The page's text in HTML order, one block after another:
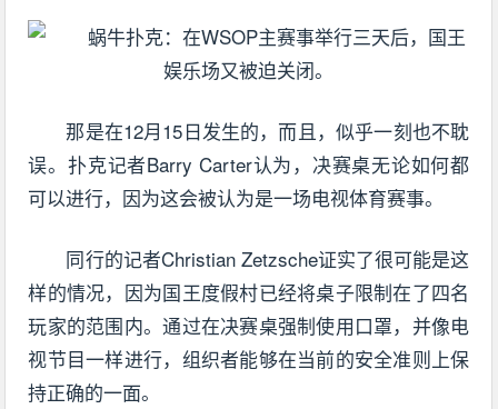
那是在12月15日发生的，而且，似乎一刻也不耽
误。扑克记者Barry Carter认为，决赛桌无论如何都
可以进行，因为这会被认为是一场电视体育赛事。
同行的记者Christian Zetzsche证实了很可能是这
样的情况，因为国王度假村已经将桌子限制在了四名
玩家的范围内。通过在决赛桌强制使用口罩，并像电
视节目一样进行，组织者能够在当前的安全准则上保
持正确的一面。